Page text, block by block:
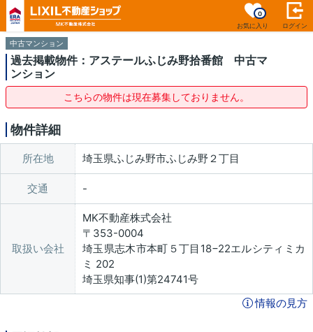
お気に入り
0
ログイン
中古マンション
過去掲載物件：アステールふじみ野拾番館 中古マ
ンション
こちらの物件は現在募集しておりません。
物件詳細
所在地 埼玉県ふじみ野市ふじみ野２丁目
交通
取扱い会社
MK不動産株式会社
〒353-0004
埼玉県志木市本町５丁目18−22エルシティミカ
ミ 202
埼玉県知事(1)第24741号
情報の見方